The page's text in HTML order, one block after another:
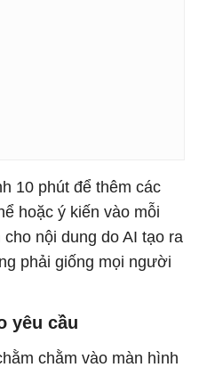
10 phút để thêm các
hoặc ý kiến ​​vào mỗi
nội dung do AI tạo ra
phải giống mọi người
yêu cầu
chằm vào màn hình